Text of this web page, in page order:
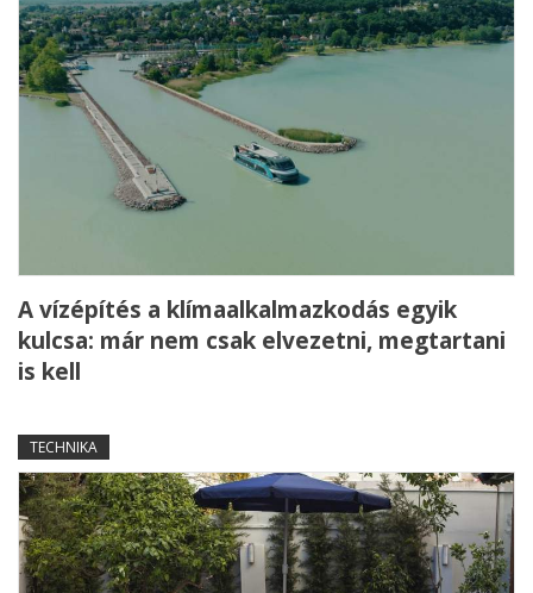
A vízépítés a klímaalkalmazkodás egyik
kulcsa: már nem csak elvezetni, megtartani
is kell
TECHNIKA